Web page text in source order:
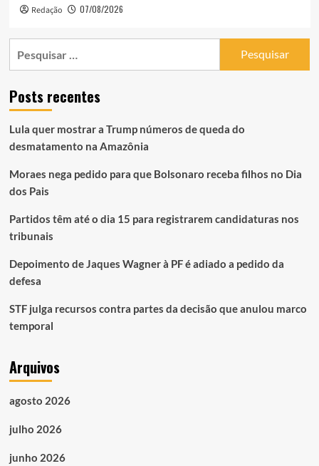
Redação 07/08/2026
Posts recentes
Lula quer mostrar a Trump números de queda do
desmatamento na Amazônia
Moraes nega pedido para que Bolsonaro receba filhos no Dia
dos Pais
Partidos têm até o dia 15 para registrarem candidaturas nos
tribunais
Depoimento de Jaques Wagner à PF é adiado a pedido da
defesa
STF julga recursos contra partes da decisão que anulou marco
temporal
Arquivos
agosto 2026
julho 2026
junho 2026